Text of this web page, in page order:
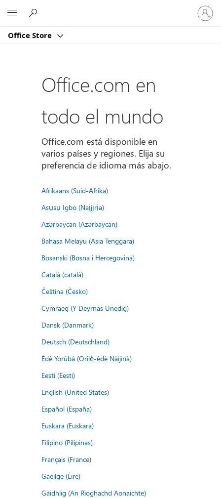
Office Store
Iniciar
sesión
en
cuenta
Office.com en
todo el mundo
Office.com está disponible en
varios países y regiones. Elija su
preferencia de idioma más abajo.
Afrikaans (Suid-Afrika)
Asụsụ Igbo (Naịjịrịa)
Azərbaycan (Azərbaycan)
Bahasa Melayu (Asia Tenggara)
Bosanski (Bosna i Hercegovina)
Català (català)
Čeština (Česko)
Cymraeg (Y Deyrnas Unedig)
Dansk (Danmark)
Deutsch (Deutschland)
Èdè Yorùbá (Orilẹ̀-èdè Nàìjíríà)
Eesti (Eesti)
English (United States)
Español (España)
Euskara (Euskara)
Filipino (Pilipinas)
Français (France)
Gaeilge (Éire)
Gàidhlig (An Rìoghachd Aonaichte)